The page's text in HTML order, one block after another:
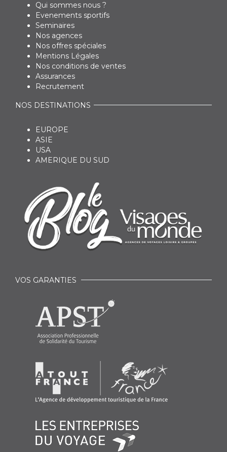
Qui sommes nous ?
Evenements sportifs
Seminaires
Nos agences
Nos offres spéciales
Mentions Légales
Nos conditions de ventes
Assurances
Recrutement
NOS DESTINATIONS
EUROPE
ASIE
USA
AMERIQUE DU SUD
VOS GARANTIES